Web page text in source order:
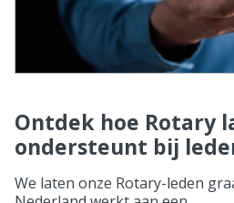
Ontdek hoe Rotary
ondersteunt bij
We laten onze Rotary-leden